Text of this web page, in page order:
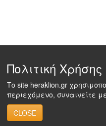
Πολιτική Χρήσης
Το site heraklion.gr
περιεχόμενο, συναινείτε
CLOSE